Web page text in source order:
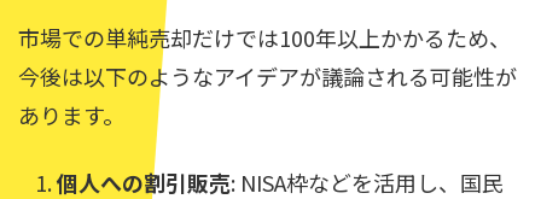
市場での単純売却だけでは100年以上かかるため、
今後は以下のようなアイデアが議論される可能性が
あります。
個人への割引販売: NISA枠などを活用し、国民